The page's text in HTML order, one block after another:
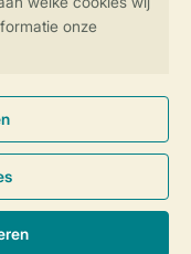
&
Cookies en banners
© 2026 Landal